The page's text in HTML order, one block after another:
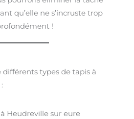
qu’elle ne s’incruste trop
!
différents types de tapis à
Heudreville sur eure